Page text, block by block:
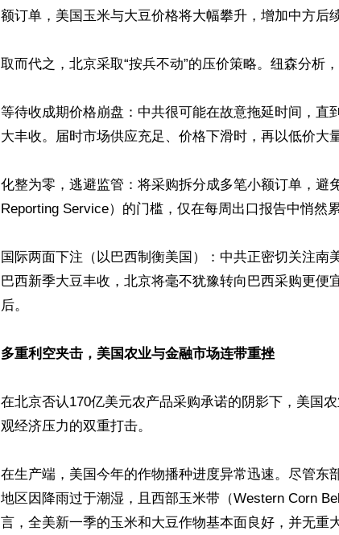
额订单，美国玉米与大豆价格将大幅攀升，增加中方后
取而代之，北京采取“按兵不动”的压价策略。纽森分析
等待收成期价格崩盘：中共很可能在故意拖延时间，直
大丰收。届时市场供应充足、价格下滑时，再以低价大
化整为零，逃避监管：将采购拆分成多笔小额订单，避
Reporting Service）的门槛，仅在每周出口报告中悄然
国际两面下注（以巴西制衡美国）：中共正密切关注南
巴西新季大豆丰收，北京将毫不犹豫转向巴西采购更便
后。
多重利空夹击，美国农业与金融市场连带重挫
在北京否认170亿美元农产品采购承诺的阴影下，美国
观经济压力的双重打击。
在生产端，美国今年的作物播种进度异常迅速。尽管东
地区因降雨过于潮湿，且西部玉米带（Western Corn
言，全美新一季的玉米和大豆作物基本面良好，并无重